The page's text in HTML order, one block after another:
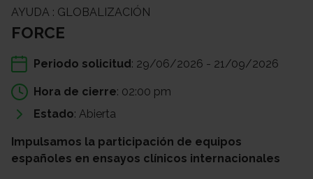
AYUDA : GLOBALIZACIÓN
FORCE
Periodo solicitud: 29/06/2026 - 21/09/2026
Hora de cierre: 02:00 pm
Estado: Abierta
Impulsamos la participación de equipos
españoles en ensayos clínicos internacionales